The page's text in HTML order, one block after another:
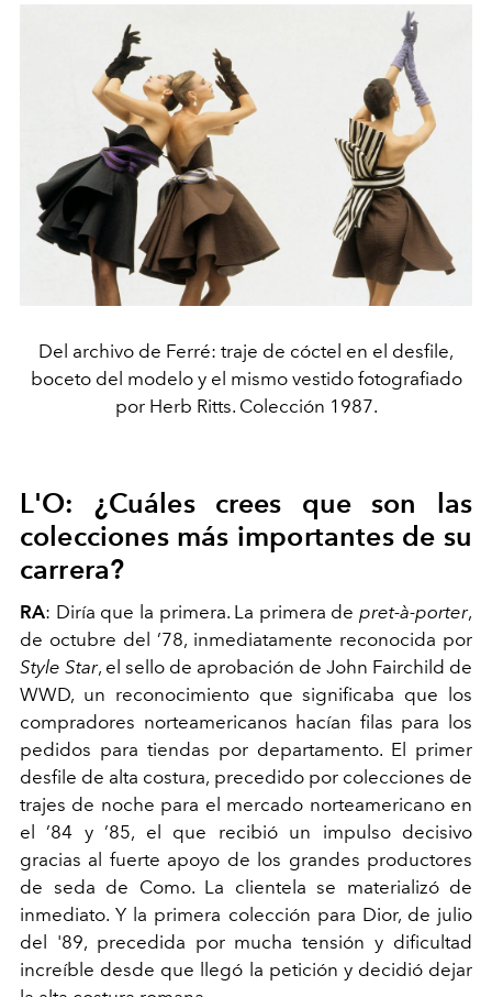
Del archivo de Ferré: traje de cóctel en el desfile,
boceto del modelo y el mismo vestido fotografiado
por Herb Ritts. Colección 1987.
L'O: ¿Cuáles crees que son las
colecciones más importantes de su
carrera?
RA: Diría que la primera. La primera de pret-à-porter,
de octubre del ’78, inmediatamente reconocida por
Style Star, el sello de aprobación de John Fairchild de
WWD, un reconocimiento que significaba que los
compradores norteamericanos hacían filas para los
pedidos para tiendas por departamento. El primer
desfile de alta costura, precedido por colecciones de
trajes de noche para el mercado norteamericano en
el ’84 y ’85, el que recibió un impulso decisivo
gracias al fuerte apoyo de los grandes productores
de seda de Como. La clientela se materializó de
inmediato. Y la primera colección para Dior, de julio
del '89, precedida por mucha tensión y dificultad
increíble desde que llegó la petición y decidió dejar